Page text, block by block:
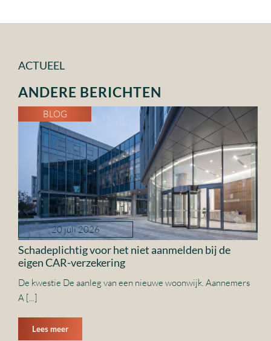
ACTUEEL
ANDERE BERICHTEN
BLOG
20 juli 2026
Schadeplichtig voor het niet aanmelden bij de
eigen CAR-verzekering
De kwestie De aanleg van een nieuwe woonwijk. Aannemers
A [...]
Lees meer